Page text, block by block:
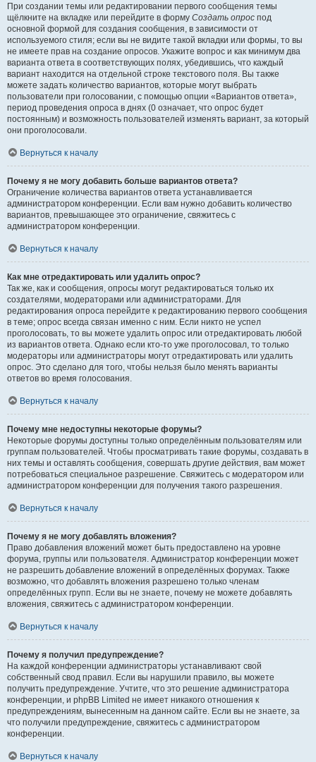
При создании темы или редактировании первого сообщения темы
щёлкните на вкладке или перейдите в форму Создать опрос под
основной формой для создания сообщения, в зависимости от
используемого стиля; если вы не видите такой вкладки или формы, то вы
не имеете прав на создание опросов. Укажите вопрос и как минимум два
варианта ответа в соответствующих полях, убедившись, что каждый
вариант находится на отдельной строке текстового поля. Вы также
можете задать количество вариантов, которые могут выбрать
пользователи при голосовании, с помощью опции «Вариантов ответа»,
период проведения опроса в днях (0 означает, что опрос будет
постоянным) и возможность пользователей изменять вариант, за который
они проголосовали.
Вернуться к началу
Почему я не могу добавить больше вариантов ответа?
Ограничение количества вариантов ответа устанавливается
администратором конференции. Если вам нужно добавить количество
вариантов, превышающее это ограничение, свяжитесь с
администратором конференции.
Вернуться к началу
Как мне отредактировать или удалить опрос?
Так же, как и сообщения, опросы могут редактироваться только их
создателями, модераторами или администраторами. Для
редактирования опроса перейдите к редактированию первого сообщения
в теме; опрос всегда связан именно с ним. Если никто не успел
проголосовать, то вы можете удалить опрос или отредактировать любой
из вариантов ответа. Однако если кто-то уже проголосовал, то только
модераторы или администраторы могут отредактировать или удалить
опрос. Это сделано для того, чтобы нельзя было менять варианты
ответов во время голосования.
Вернуться к началу
Почему мне недоступны некоторые форумы?
Некоторые форумы доступны только определённым пользователям или
группам пользователей. Чтобы просматривать такие форумы, создавать в
них темы и оставлять сообщения, совершать другие действия, вам может
потребоваться специальное разрешение. Свяжитесь с модератором или
администратором конференции для получения такого разрешения.
Вернуться к началу
Почему я не могу добавлять вложения?
Право добавления вложений может быть предоставлено на уровне
форума, группы или пользователя. Администратор конференции может
не разрешить добавление вложений в определённых форумах. Также
возможно, что добавлять вложения разрешено только членам
определённых групп. Если вы не знаете, почему не можете добавлять
вложения, свяжитесь с администратором конференции.
Вернуться к началу
Почему я получил предупреждение?
На каждой конференции администраторы устанавливают свой
собственный свод правил. Если вы нарушили правило, вы можете
получить предупреждение. Учтите, что это решение администратора
конференции, и phpBB Limited не имеет никакого отношения к
предупреждениям, вынесенным на данном сайте. Если вы не знаете, за
что получили предупреждение, свяжитесь с администратором
конференции.
Вернуться к началу